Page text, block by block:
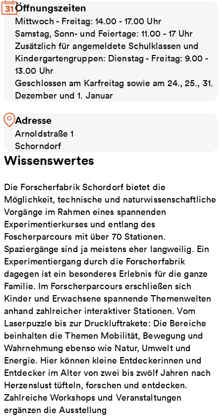
Öffnungszeiten
Mittwoch - Freitag: 14.00 - 17.00 Uhr
Samstag, Sonn- und Feiertage: 11.00 - 17 Uhr
Zusätzlich für angemeldete Schulklassen und
Kindergartengruppen: Dienstag - Freitag: 9.00 -
13.00 Uhr
Geschlossen am Karfreitag sowie am 24., 25., 31.
Dezember und 1. Januar
Adresse
Arnoldstraße 1
Schorndorf
Wissenswertes
Die Forscherfabrik Schordorf bietet die
Möglichkeit, technische und naturwissenschaftliche
Vorgänge im Rahmen eines spannenden
Experimentierkurses und entlang des
Foscherparcours mit über 70 Stationen.
Spaziergänge sind ja meistens eher langweilig. Ein
Experimentiergang durch die Forscherfabrik
dagegen ist ein besonderes Erlebnis für die ganze
Familie. Im Forscherparcours erschließen sich
Kinder und Erwachsene spannende Themenwelten
anhand zahlreicher interaktiver Stationen. Vom
Laserpuzzle bis zur Druckluftrakete: Die Bereiche
beinhalten die Themen Mobilität, Bewegung und
Wahrnehmung ebenso wie Natur, Umwelt und
Energie. Hier können kleine Entdeckerinnen und
Entdecker im Alter von zwei bis zwölf Jahren nach
Herzenslust tüfteln, forschen und entdecken.
Zahlreiche Workshops und Veranstaltungen
ergänzen die Ausstellung